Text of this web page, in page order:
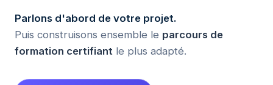
Parlons d'abord de votre projet.
Puis construisons ensemble le parcours de
formation certifiant le plus adapté.